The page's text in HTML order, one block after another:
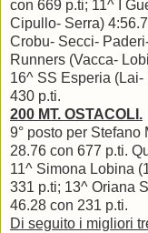
con 669 p.ti; 11^ I
Cipullo- Serra)
Crobu- Secci-
Runners (Vacca-
16^ SS Esperia (Lai-
430 p.ti.
200 MT. OSTACOLI.
9° posto per Stefano
28.76 con 677 p.ti.
11^ Simona Lobina
331 p.ti; 13^ Oriana
46.28 con 231 p.ti.
Di seguito i migliori